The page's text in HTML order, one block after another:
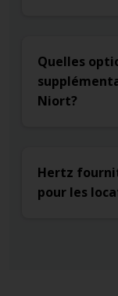
Quelles
Niort?
Hertz
pour les